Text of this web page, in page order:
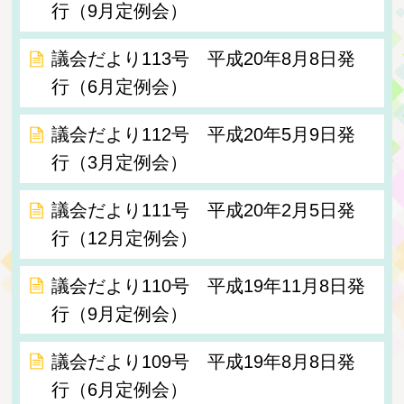
行（9月定例会）
議会だより113号 平成20年8月8日発
行（6月定例会）
議会だより112号 平成20年5月9日発
行（3月定例会）
議会だより111号 平成20年2月5日発
行（12月定例会）
議会だより110号 平成19年11月8日発
行（9月定例会）
議会だより109号 平成19年8月8日発
行（6月定例会）